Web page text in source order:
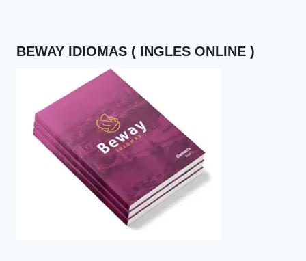
BEWAY IDIOMAS ( INGLES ONLINE )